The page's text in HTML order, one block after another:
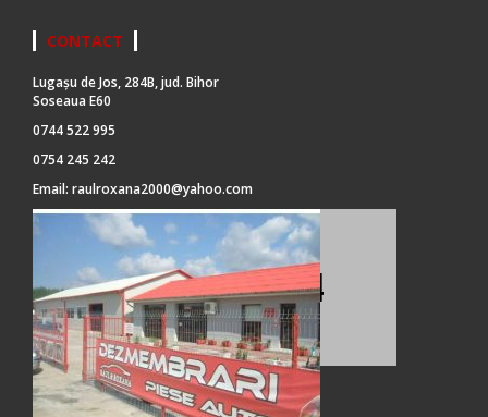
CONTACT
Lugașu de Jos, 284B, jud. Bihor
Soseaua E60
0744 522 995
0754 245 242
Email: raulroxana2000@yahoo.com